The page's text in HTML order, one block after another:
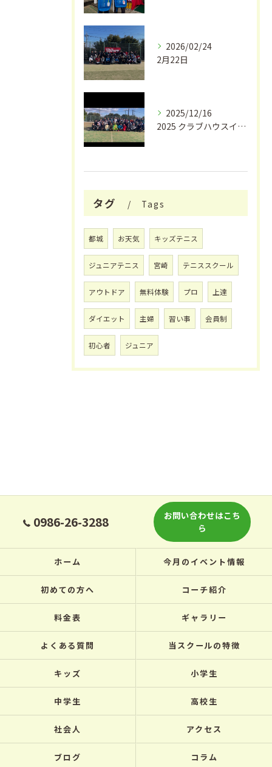
2026/02/24
2月22日
2025/12/16
2025 クラブハウスイワキリ クリスマスフェス🎄
タグ Tags
都城 お天気 キッズテニス
ジュニアテニス 宮崎 テニススクール
アウトドア 無料体験 プロ 上達
ダイエット 主婦 習い事 会員制
初心者 ジュニア
0986-26-3288
お問い合わせはこち
ら
ホーム 今月のイベント情報
初めての方へ コーチ紹介
料金表 ギャラリー
よくある質問 当スクールの特徴
キッズ 小学生
中学生 高校生
社会人 アクセス
ブログ コラム